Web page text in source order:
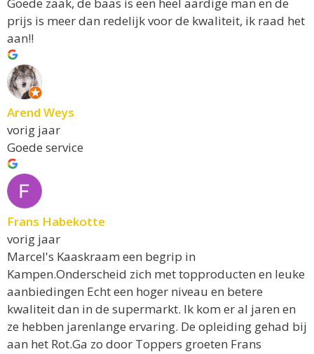
Goede zaak, de baas is een heel aardige man en de
prijs is meer dan redelijk voor de kwaliteit, ik raad het
aan!!
Arend Weys
vorig jaar
Goede service
Frans Habekotte
vorig jaar
Marcel's Kaaskraam een begrip in
Kampen.Onderscheid zich met topproducten en leuke
aanbiedingen Echt een hoger niveau en betere
kwaliteit dan in de supermarkt. Ik kom er al jaren en
ze hebben jarenlange ervaring. De opleiding gehad bij
aan het Rot.Ga zo door Toppers groeten Frans